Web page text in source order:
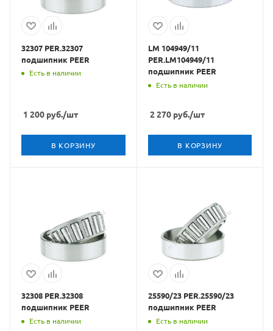
32307 PER.32307
подшипник PEER
Есть в наличии
1 200 руб./шт
В КОРЗИНУ
LM 104949/11
PER.LM104949/11
подшипник PEER
Есть в наличии
2 270руб./шт
В КОРЗИНУ
32308 PER.32308
подшипник PEER
Есть в наличии
25590/23 PER.25590/23
подшипник PEER
Есть в наличии